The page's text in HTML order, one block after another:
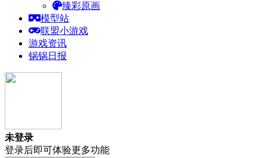
臻彩原画
模型站
联盟小游戏
游戏资讯
锅锅日报
未登录
登录后即可体验更多功能